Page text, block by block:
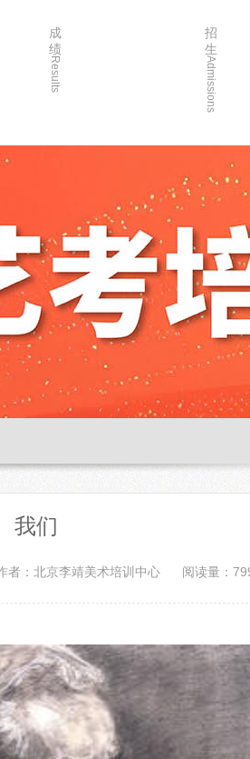
成
绩
Results
2020年
招
生
Admissions
院
家长
入
我们
者：北京李靖美术培训中心 阅读量：